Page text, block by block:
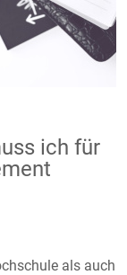
ich für
als auch